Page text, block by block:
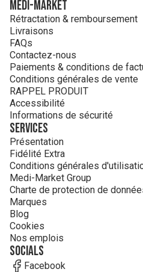
MEDI-MARKET
Rétractation & remboursement
Livraisons
FAQs
Contactez-nous
Paiements & conditions de
Conditions générales de vente
RAPPEL PRODUIT
Accessibilité
Informations de sécurité
Services
Présentation
Fidélité Extra
Conditions générales
Medi-Market Group
Charte de protection de
Marques
Blog
Cookies
Nos emplois
Socials
Facebook